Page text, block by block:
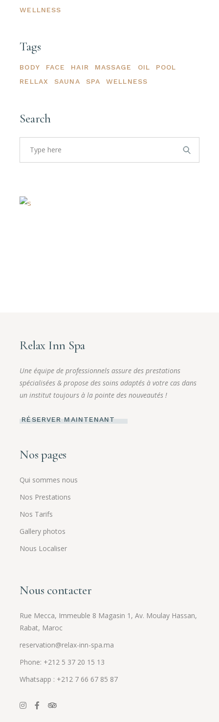
WELLNESS
Tags
BODY FACE HAIR MASSAGE OIL
POOL
RELLAX
SAUNA SPA WELLNESS
Search
Relax Inn Spa
Une équipe de professionnels assure des prestations
spécialisées & propose des soins adaptés à votre cas dans
un institut toujours à la pointe des nouveautés !
RÉSERVER MAINTENANT
Nos pages
Qui sommes nous
Nos Prestations
Nos Tarifs
Gallery photos
Nous Localiser
Nous contacter
Rue Mecca, Immeuble 8 Magasin 1, Av. Moulay Hassan,
Rabat, Maroc
reservation@relax-inn-spa.ma
Phone: +212 5 37 20 15 13
Whatsapp : +212 7 66 67 85 87